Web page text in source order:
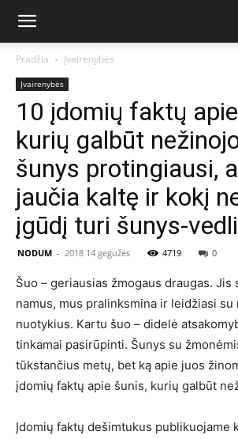
Pradžia Įvairenybės
Įvairenybės
10 įdomių faktų
kurių galbūt
šunys protingiausi,
jaučia kaltę ir kokį
įgūdį turi šunys-
NODUM - 2018 14 gegužės 4719 0
Šuo – geriausias žmogaus draugas. Jis
namus, mus pralinksmina ir leidžiasi su
nuotykius. Kartu šuo – didelė
tinkamai pasirūpinti. Šunys su
tūkstančius metų, bet ką apie juos
įdomių faktų apie šunis, kurių galbūt
Įdomių faktų dešimtukus publikuojame